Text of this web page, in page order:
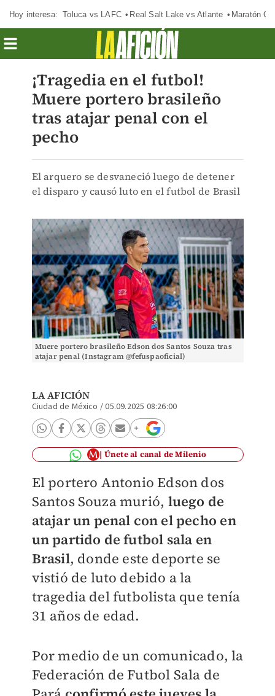
Hoy interesa: Toluca vs LAFC Real Salt Lake vs Atlante Maratón
¡Tragedia en el futbol!
Muere portero brasileño
tras atajar penal con el
pecho
El arquero se desvaneció luego de detener
el disparo y causó luto en el futbol de Brasil
Muere portero brasileño Edson dos Santos Souza tras
atajar penal (Instagram @fefuspaoficial)
LA AFICIÓN
Ciudad de México /05.09.2025 08:26:00
Únete al canal de Milenio
El portero Antonio Edson dos
Santos Souza murió, luego de
atajar un penal con el pecho en
un partido de futbol sala en
Brasil, donde este deporte se
vistió de luto debido a la
tragedia del futbolista que tenía
31 años de edad.
Por medio de un comunicado, la
Federación de Futbol Sala de